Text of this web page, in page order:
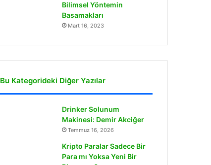
Bilimsel Yöntemin
Basamakları
Mart 16, 2023
Bu Kategorideki Diğer Yazılar
Drinker Solunum
Makinesi: Demir Akciğer
Temmuz 16, 2026
Kripto Paralar Sadece Bir
Para mı Yoksa Yeni Bir